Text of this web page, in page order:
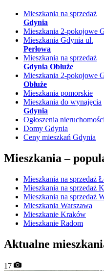
Mieszkania na sprzedaż
Gdynia
Mieszkania 2-pokojowe
Mieszkania Gdynia ul.
Perłowa
Mieszkania na sprzedaż
Gdynia Obłuże
Mieszkania 2-pokojowe
Obłuże
Mieszkania pomorskie
Mieszkania do wynajęcia
Gdynia
Ogłoszenia
Domy Gdynia
Ceny mieszkań Gdynia
Mieszkania –
Mieszkania na sprzedaż
Mieszkania na sprzedaż
Mieszkania na sprzedaż
Mieszkania Warszawa
Mieszkanie Kraków
Mieszkanie Radom
Aktualne
17